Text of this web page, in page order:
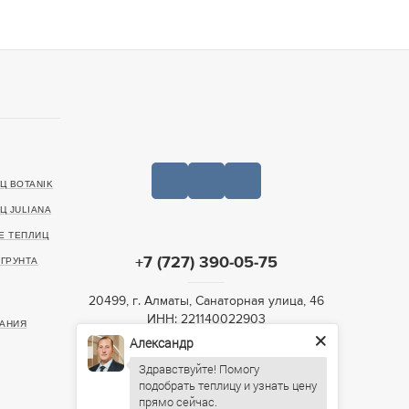
BOTANIK
JULIANA
ТЕПЛИЦ
+7 (727) 390-05-75
20499, г. Алматы, Санаторная улица, 46
ИНН: 221140022903
Пн-Пт: 09:00 – 19:00,
Сб: 10:00 – 16:00, Вс: По
предварительному согласованию
Александр
Здравствуйте! Помогу
подобрать теплицу и узнать цену